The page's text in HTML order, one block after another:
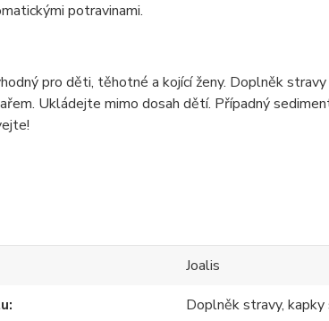
potravinami.
pro děti, těhotné a kojící ženy. Doplněk
Ukládejte mimo dosah dětí. Případný
Joalis
Doplněk stravy,